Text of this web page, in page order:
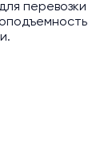
перевозки